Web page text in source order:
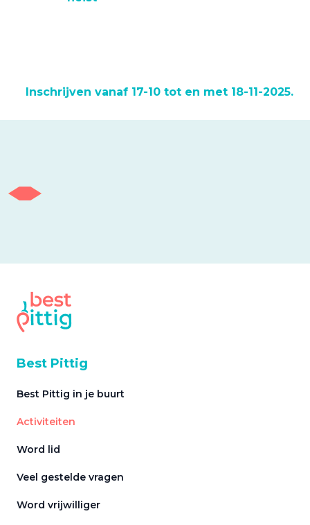
Inschrijven vanaf 17-10 tot en met 18-11-2025.
Best Pittig
Best Pittig in je buurt
Activiteiten
Word lid
Veel gestelde vragen
Word vrijwilliger